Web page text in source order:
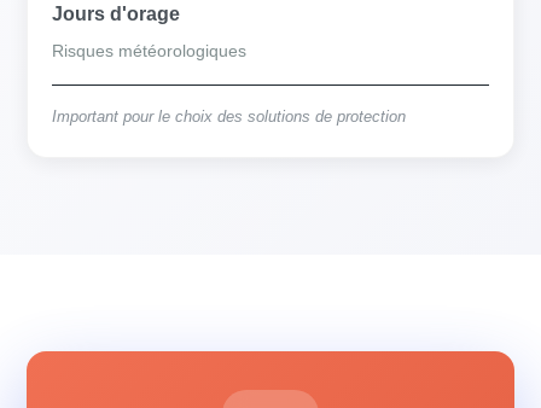
Jours d'orage
Risques météorologiques
Important pour le choix des solutions de protection